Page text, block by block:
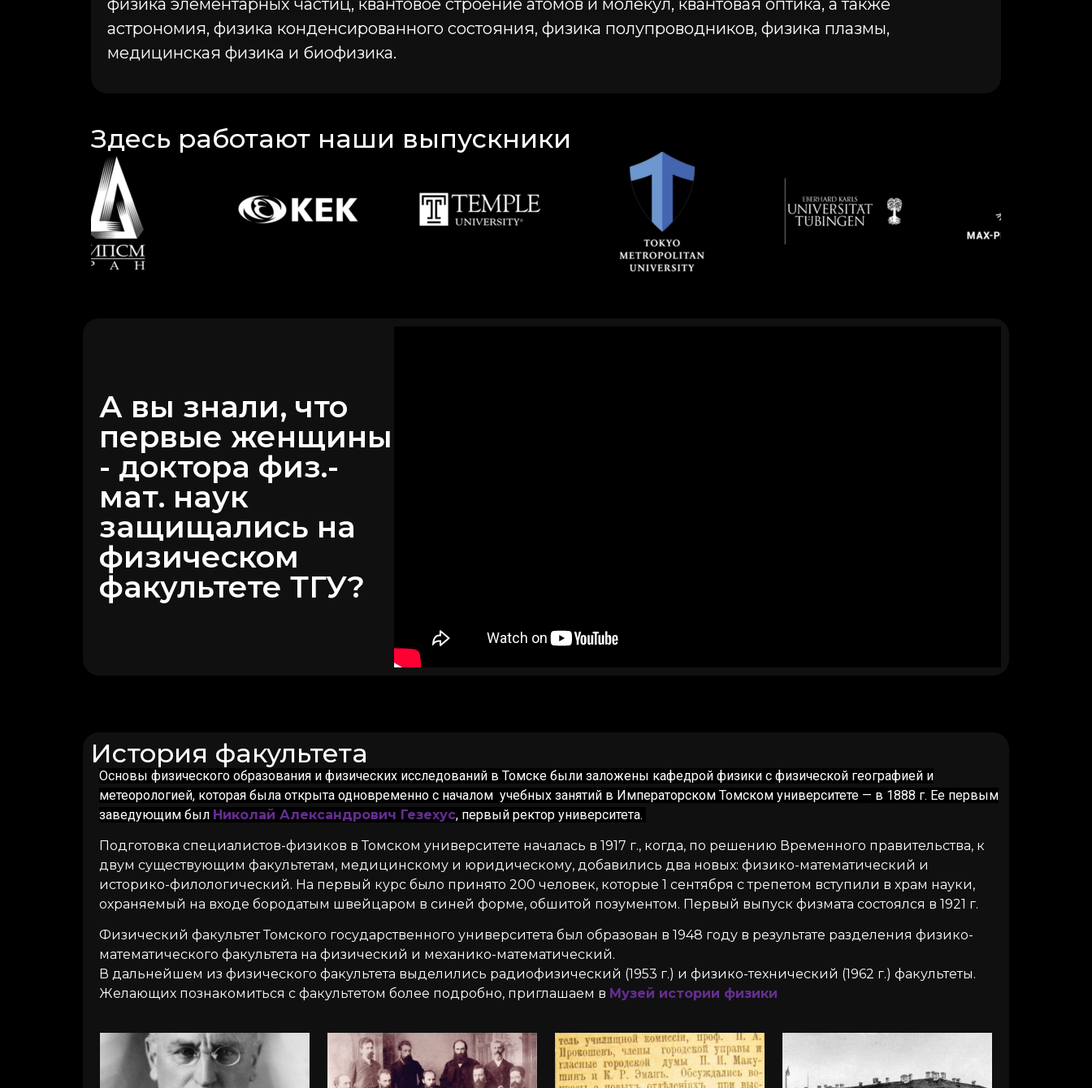
физика элементарных частиц, квантовое строение атомов и молекул, квантовая оптика, а также
астрономия, физика конденсированного состояния, физика полупроводников, физика плазмы,
медицинская физика и биофизика.
Здесь работают наши выпускники
А вы знали, что
первые женщины
- доктора физ.-
мат. наук
защищались на
физическом
факультете ТГУ?
История факультета
Основы физического образования и физических исследований в Томске были заложены кафедрой физики с физической географией и
метеорологией, которая была открыта одновременно с началом учебных занятий в Императорском Томском университете — в 1888 г. Ее первым
заведующим был Николай Александрович Гезехус, первый ректор университета.
Подготовка специалистов-физиков в Томском университете началась в 1917 г., когда, по решению Временного правительства, к
двум существующим факультетам, медицинскому и юридическому, добавились два новых: физико-математический и
историко-филологический. На первый курс было принято 200 человек, которые 1 сентября с трепетом вступили в храм науки,
охраняемый на входе бородатым швейцаром в синей форме, обшитой позументом. Первый выпуск физмата состоялся в 1921 г.
Физический факультет Томского государственного университета был образован в 1948 году в результате разделения физико-
математического факультета на физический и механико-математический.
В дальнейшем из физического факультета выделились радиофизический (1953 г.) и физико-технический (1962 г.) факультеты.
Желающих познакомиться с факультетом более подробно, приглашаем в Музей истории физики